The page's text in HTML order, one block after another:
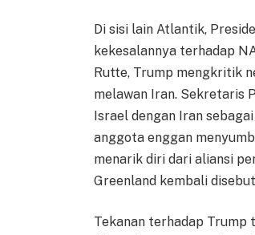
Di sisi lain Atlantik,
kekesalannya terhadap
Rutte, Trump mengkritik
melawan Iran. Sekretaris
Israel dengan Iran
anggota enggan
menarik diri dari aliansi
Greenland kembali
Tekanan terhadap Trump